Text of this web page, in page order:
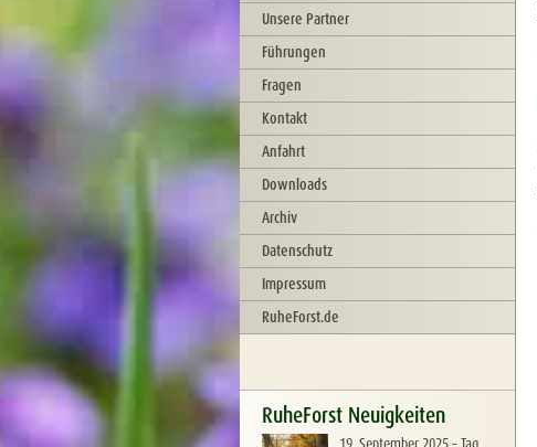
Unsere Partner
Führungen
Fragen
Kontakt
Anfahrt
Downloads
Archiv
Datenschutz
Impressum
RuheForst.de
RuheForst Neuigkeiten